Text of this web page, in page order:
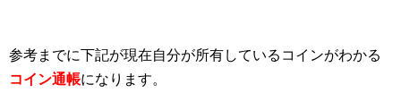
参考までに下記が現在自分が所有しているコインがわかる
コイン通帳になります。